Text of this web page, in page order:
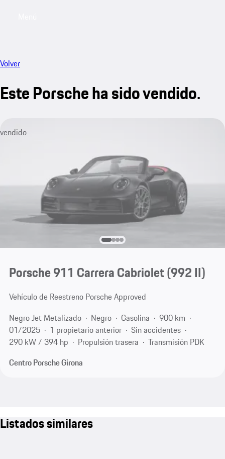
Volver
Este Porsche ha sido vendido.
vendido
Porsche 911 Carrera Cabriolet(992 II)
Vehículo de Reestreno Porsche Approved
Negro Jet Metalizado
Negro Gasolina
900 km
01/2025
1 propietario anterior
Sin accidentes
290 kW / 394 hp
Propulsión trasera
Transmisión PDK
Centro Porsche Girona
Listados similares